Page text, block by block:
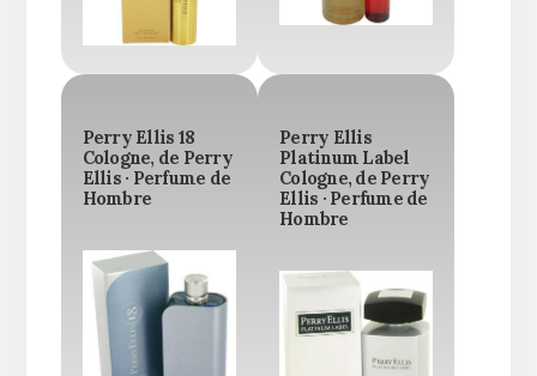
Perry Ellis 18
Cologne, de Perry
Ellis · Perfume de
Hombre
Perry Ellis
Platinum Label
Cologne, de Perry
Ellis · Perfume de
Hombre